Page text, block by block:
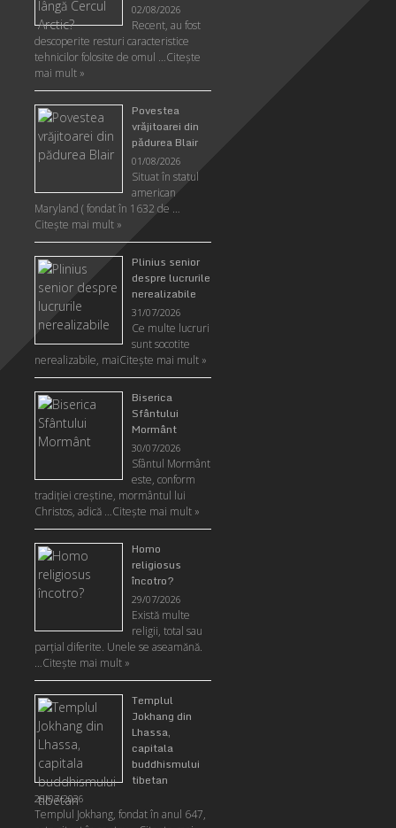
02/08/2026
Recent, au fost
descoperite resturi caracteristice
tehnicilor folosite de omul …Citeşte
mai mult »
Povestea
vrăjitoarei din
pădurea Blair
01/08/2026
Situat în statul
american
Maryland ( fondat în 1632 de …
Citeşte mai mult »
Plinius senior
despre lucrurile
nerealizabile
31/07/2026
Ce multe lucruri
sunt socotite
nerealizabile, maiCiteşte mai mult »
Biserica
Sfântului
Mormânt
30/07/2026
Sfântul Mormânt
este, conform
tradiţiei creştine, mormântul lui
Christos, adică …Citeşte mai mult »
Homo
religiosus
încotro?
29/07/2026
Există multe
religii, total sau
parţial diferite. Unele se aseamănă.
…Citeşte mai mult »
Templul
Jokhang din
Lhassa,
capitala
buddhismului
tibetan
28/07/2026
Templul Jokhang, fondat în anul 647,